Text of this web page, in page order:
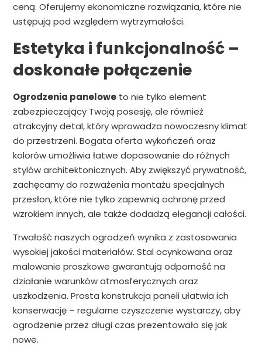
ceną. Oferujemy ekonomiczne rozwiązania, które nie
ustępują pod względem wytrzymałości.
Estetyka i funkcjonalność –
doskonałe połączenie
Ogrodzenia paneloweto nie tylko element
zabezpieczający Twoją posesję, ale również
atrakcyjny detal, który wprowadza nowoczesny klimat
do przestrzeni. Bogata oferta wykończeń oraz
kolorów umożliwia łatwe dopasowanie do różnych
stylów architektonicznych. Aby zwiększyć prywatność,
zachęcamy do rozważenia montażu specjalnych
przesłon, które nie tylko zapewnią ochronę przed
wzrokiem innych, ale także dodadzą elegancji całości.
Trwałość naszych ogrodzeń wynika z zastosowania
wysokiej jakości materiałów. Stal ocynkowana oraz
malowanie proszkowe gwarantują odporność na
działanie warunków atmosferycznych oraz
uszkodzenia. Prosta konstrukcja paneli ułatwia ich
konserwację – regularne czyszczenie wystarczy, aby
ogrodzenie przez długi czas prezentowało się jak
nowe.